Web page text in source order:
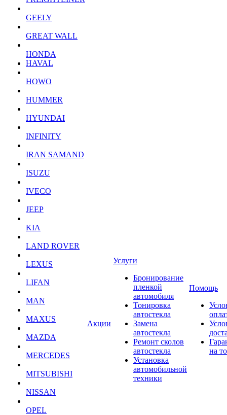
GEELY
GREAT WALL
HONDA
HAVAL
HOWO
HUMMER
HYUNDAI
INFINITY
IRAN SAMAND
ISUZU
IVECO
JEEP
KIA
LAND ROVER
LEXUS
LIFAN
MAN
MAXUS
MAZDA
MERCEDES
MITSUBISHI
NISSAN
OPEL
Акции
Услуги
Бронирование
пленкой
автомобиля
Тонировка
автостекла
Замена
автостекла
Ремонт сколов
автостекла
Установка
автомобильной
техники
Помощь
на